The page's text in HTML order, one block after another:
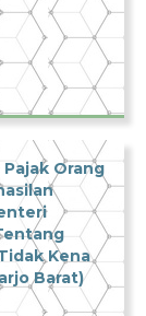
Orang
Kena
Barat)